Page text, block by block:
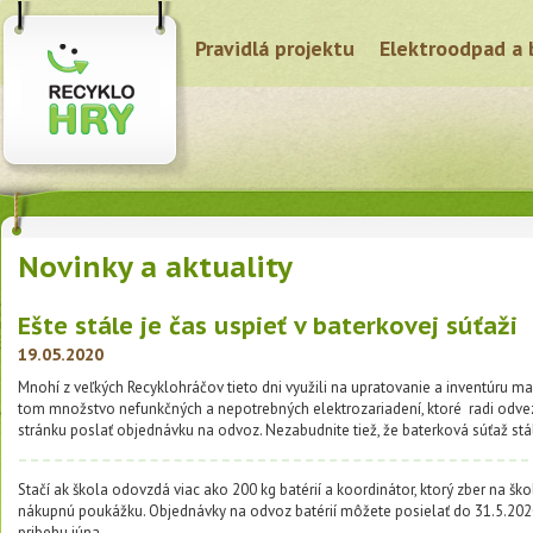
Pravidlá projektu Elektroodpad a
Novinky a aktuality
Ešte stále je čas uspieť v baterkovej súťaži
19.05.2020
Mnohí z veľkých Recyklohráčov tieto dni využili na upratovanie a inventúru
tom množstvo nefunkčných a nepotrebných elektrozariadení, ktoré radi
stránku poslať objednávku na odvoz. Nezabudnite tiež, že baterková súťaž
Stačí ak škola odovzdá viac ako 200 kg batérií a koordinátor, ktorý zber na
nákupnú poukážku. Objednávky na odvoz batérií môžete posielať do